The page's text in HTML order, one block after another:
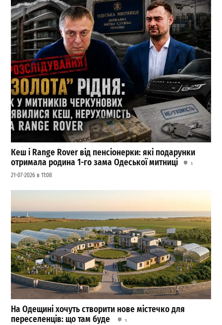
Кеш і Range Rover від пенсіонерки: які подарунки
отримала родина 1-го зама Одеської митниці
1
21-07-2026 в 11:08
На Одещині хочуть створити нове містечко для
переселенців: що там буде
1